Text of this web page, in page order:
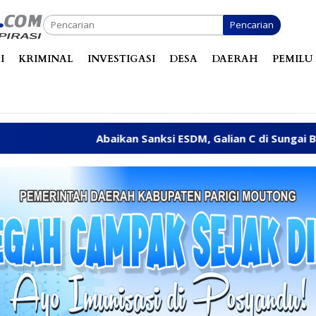
Pencarian
KRIMINAL INVESTIGASI DESA DAERAH PEMILU
Sanksi ESDM, Galian C di Sungai Baliara Terus Beroperasi